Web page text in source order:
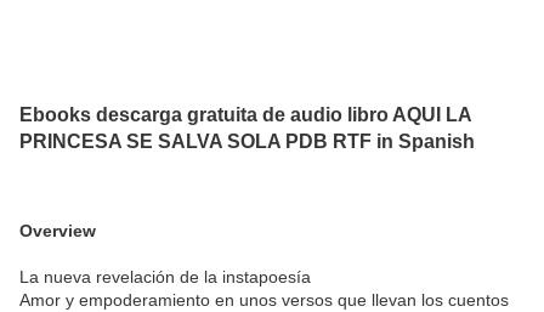
Ebooks descarga gratuita de audio libro AQUI LA
PRINCESA SE SALVA SOLA PDB RTF in Spanish
Overview
La nueva revelación de la instapoesía
Amor y empoderamiento en unos versos que llevan los cuentos